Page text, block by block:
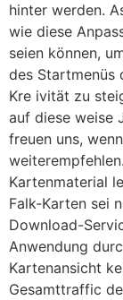
hinter werden.
wie diese
seien können,
des Startmenüs
Kre ivität zu
auf diese weise
freuen uns,
Kartenmaterial
Falk-Karten sei
Download-
Anwendung
Kartenansicht
Gesamttraffic